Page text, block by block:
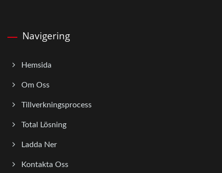
Navigering
Hemsida
Om Oss
Tillverkningsprocess
Total Lösning
Ladda Ner
Kontakta Oss